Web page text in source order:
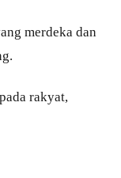
merdeka dan
rakyat,